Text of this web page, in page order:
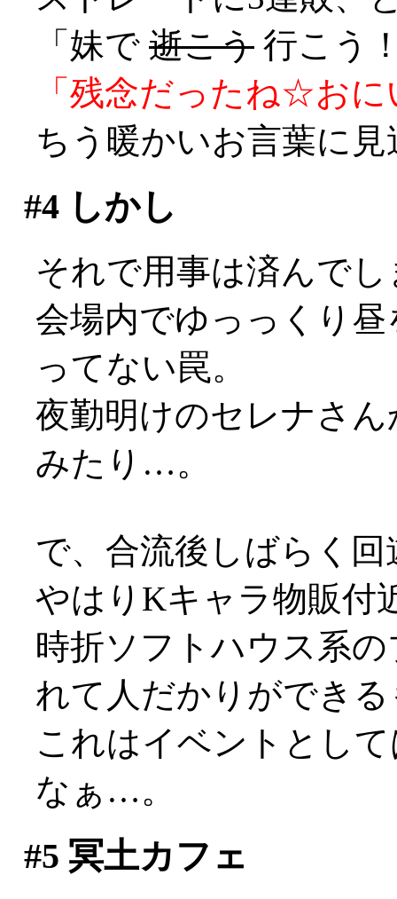
「妹で 逝こう 行こう
「残念だったね☆お
ちう暖かいお言葉に
#4しかし
それで用事は済んで
会場内でゆっっくり
ってない罠。
夜勤明けのセレナさ
みたり…。
で、合流後しばらく
やはりKキャラ物販付
時折ソフトハウス系
れて人だかりができ
これはイベントとし
なぁ…。
#5 冥土カフェ